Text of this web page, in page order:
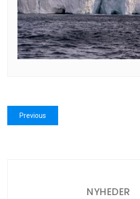
Indlægsnavigation
Previous
post:
NYHEDER